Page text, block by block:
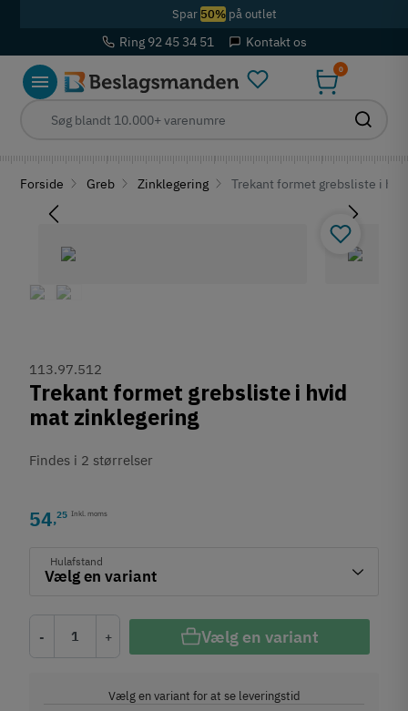
Spar 50%på outlet
Ring 92 45 34 51 Kontakt os
0
Forside Greb Zinklegering Trekant formet grebsliste i
113.97.512
Trekant formet grebsliste i hvid
mat zinklegering
Findes i 2 størrelser
54,25 Inkl. moms
Hulafstand
- + Vælg en variant
Vælg en variant for at se leveringstid